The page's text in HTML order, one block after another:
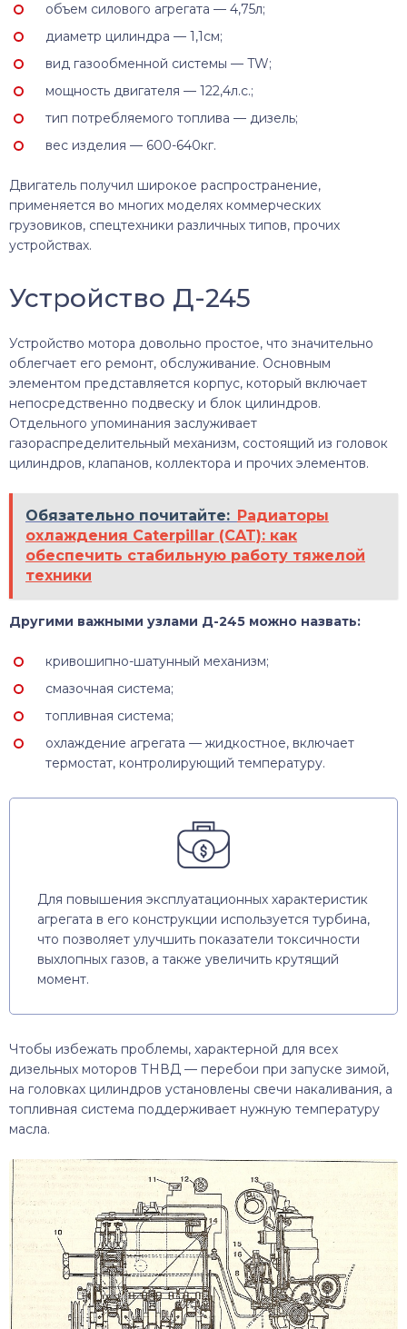
объем силового агрегата — 4,75л;
диаметр цилиндра — 1,1см;
вид газообменной системы — TW;
мощность двигателя — 122,4л.с.;
тип потребляемого топлива — дизель;
вес изделия — 600-640кг.
Двигатель получил широкое распространение,
применяется во многих моделях коммерческих
грузовиков, спецтехники различных типов, прочих
устройствах.
Устройство Д-245
Устройство мотора довольно простое, что значительно
облегчает его ремонт, обслуживание. Основным
элементом представляется корпус, который включает
непосредственно подвеску и блок цилиндров.
Отдельного упоминания заслуживает
газораспределительный механизм, состоящий из головок
цилиндров, клапанов, коллектора и прочих элементов.
Обязательно почитайте: Радиаторы
охлаждения Caterpillar (CAT): как
обеспечить стабильную работу тяжелой
техники
Другими важными узлами Д-245 можно назвать:
кривошипно-шатунный механизм;
смазочная система;
топливная система;
охлаждение агрегата — жидкостное, включает
термостат, контролирующий температуру.
Для повышения эксплуатационных характеристик
агрегата в его конструкции используется турбина,
что позволяет улучшить показатели токсичности
выхлопных газов, а также увеличить крутящий
момент.
Чтобы избежать проблемы, характерной для всех
дизельных моторов ТНВД — перебои при запуске зимой,
на головках цилиндров установлены свечи накаливания, а
топливная система поддерживает нужную температуру
масла.